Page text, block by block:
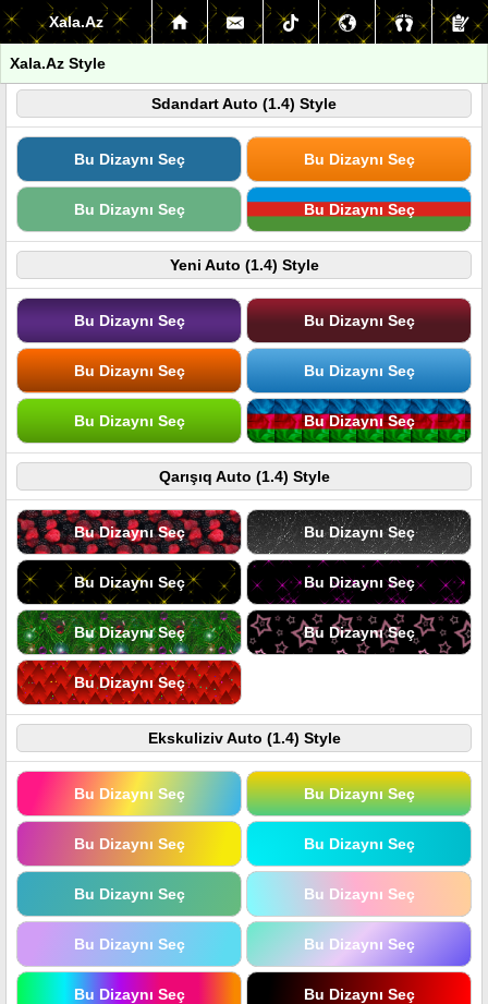
Xala.Az
Xala.Az Style
Sdandart Auto (1.4) Style
Bu Dizaynı Seç Bu Dizaynı Seç
Bu Dizaynı Seç Bu Dizaynı Seç
Yeni Auto (1.4) Style
Bu Dizaynı Seç Bu Dizaynı Seç
Bu Dizaynı Seç Bu Dizaynı Seç
Bu Dizaynı Seç Bu Dizaynı Seç
Qarışıq Auto (1.4) Style
Bu Dizaynı Seç Bu Dizaynı Seç
Bu Dizaynı Seç Bu Dizaynı Seç
Bu Dizaynı Seç Bu Dizaynı Seç
Bu Dizaynı Seç
Ekskuliziv Auto (1.4) Style
Bu Dizaynı Seç Bu Dizaynı Seç
Bu Dizaynı Seç Bu Dizaynı Seç
Bu Dizaynı Seç Bu Dizaynı Seç
Bu Dizaynı Seç Bu Dizaynı Seç
Bu Dizaynı Seç Bu Dizaynı Seç